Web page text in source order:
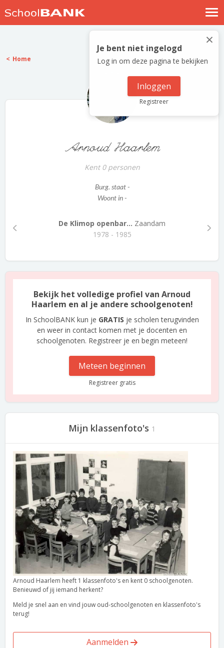
Nostalgische verhalen
Log in
Meld je gratis aan
×
Je bent niet ingelogd
Log in om deze pagina te bekijken
Inloggen
Registreer
Home
Arnoud Haarlem
Kent 0 personen
Burg. staat -
Woont in -
De Klimop openbar... Zaandam
1978 - 1985
Bekijk het volledige profiel van Arnoud
Haarlem en al je andere schoolgenoten!
In SchoolBANK kun je GRATIS je scholen terugvinden
en weer in contact komen met je docenten en
schoolgenoten. Registreer je en begin meteen!
Meteen beginnen
Registreer gratis
Mijn klassenfoto's 1
Arnoud Haarlem heeft 1 klassenfoto's en kent 0 schoolgenoten.
Benieuwd of jij iemand herkent?
Meld je snel aan en vind jouw oud-schoolgenoten en klassenfoto's
terug!
Aanmelden